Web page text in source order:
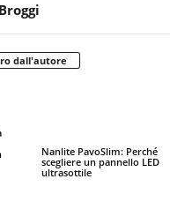
dall'autore
Nanlite PavoSlim: Perché
scegliere un pannello LED
ultrasottile